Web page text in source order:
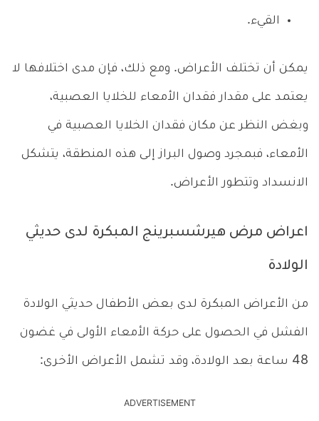
القيء.
يمكن أن تختلف الأعراض. ومع ذلك، فإن مدى اختلافها لا
يعتمد على مقدار فقدان الأمعاء للخلايا العصبية،
وبغض النظر عن مكان فقدان الخلايا العصبية في
الأمعاء، فبمجرد وصول البراز إلى هذه المنطقة، يتشكل
الانسداد وتتطور الأعراض.
اعراض مرض هيرشسبرينج المبكرة لدى حديثي
الولادة
من الأعراض المبكرة لدى بعض الأطفال حديثي الولادة
الفشل في الحصول على حركة الأمعاء الأولى في غضون
48 ساعة بعد الولادة، وقد تشمل الأعراض الأخرى:
ADVERTISEMENT